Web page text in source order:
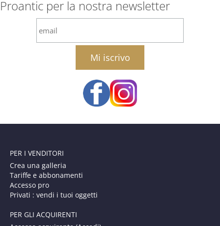
Proantic per la nostra newsletter
email
PER I VENDITORI
Crea una galleria
Tariffe e abbonamenti
Accesso pro
Privati : vendi i tuoi oggetti
PER GLI ACQUIRENTI